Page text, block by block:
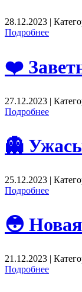
28.12.2023 |
Подробнее
❤️
27.12.2023 |
Подробнее
👻
25.12.2023 |
Подробнее
😳
21.12.2023 |
Подробнее